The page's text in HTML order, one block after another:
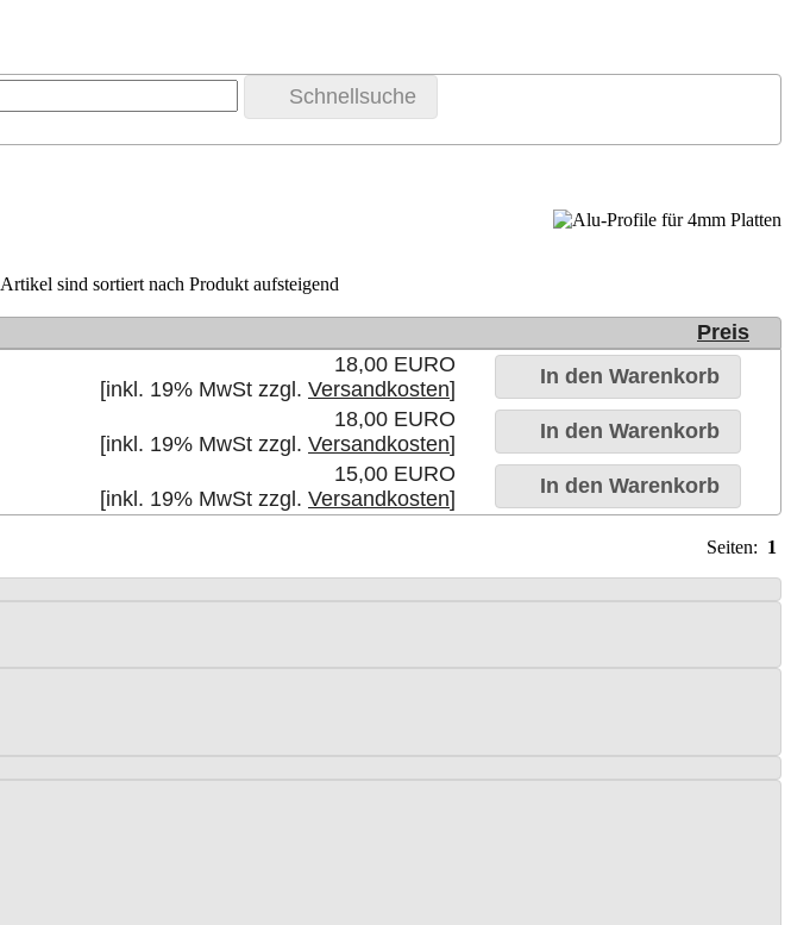
Schnellsuche
Artikel sind sortiert nach Produkt aufsteigend
Preis
18,00 EURO
[inkl. 19% MwSt zzgl. Versandkosten]
In den Warenkorb
18,00 EURO
[inkl. 19% MwSt zzgl. Versandkosten]
In den Warenkorb
15,00 EURO
[inkl. 19% MwSt zzgl. Versandkosten]
In den Warenkorb
Seiten: 1